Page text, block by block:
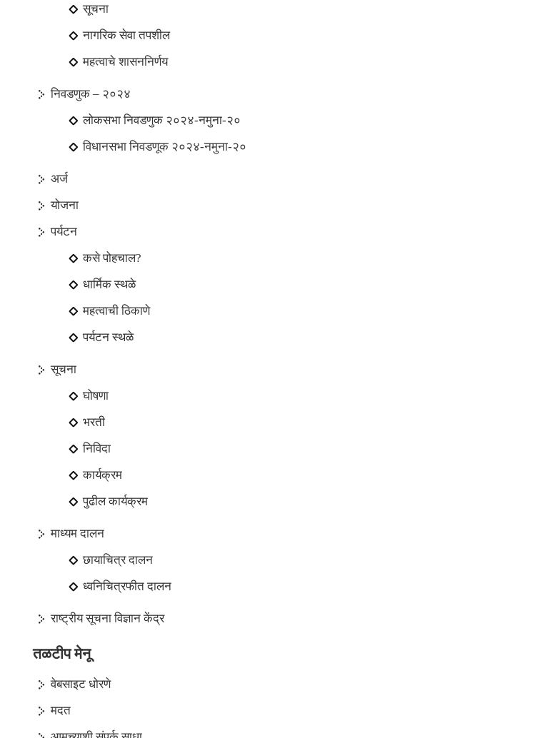
सूचना
नागरिक सेवा तपशील
महत्वाचे शासननिर्णय
निवडणुक – २०२४
लोकसभा निवडणुक २०२४-नमुना-२०
विधानसभा निवडणूक २०२४-नमुना-२०
अर्ज
योजना
पर्यटन
कसे पोहचाल?
धार्मिक स्थळे
महत्वाची ठिकाणे
पर्यटन स्थळे
सूचना
घोषणा
भरती
निविदा
कार्यक्रम
पुढील कार्यक्रम
माध्यम दालन
छायाचित्र दालन
ध्वनिचित्रफीत दालन
राष्ट्रीय सूचना विज्ञान केंद्र
तळटीप मेनू
वेबसाइट धोरणे
मदत